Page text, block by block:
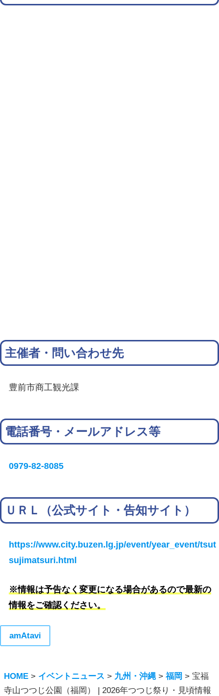
主催者・問い合わせ先
豊前市商工観光課
電話番号・メールアドレス等
0979-82-8085
ＵＲＬ（公式サイト・告知サイト）
https://www.city.buzen.lg.jp/event/year_event/tsut
sujimatsuri.html
※情報は予告なく変更になる場合があるので最新の
情報をご確認ください。
amAtavi
HOME > イベントニュース > 九州・沖縄 >福岡 >宝福
寺山つつじ公園（福岡） | 2026年つつじ祭り・見頃情報